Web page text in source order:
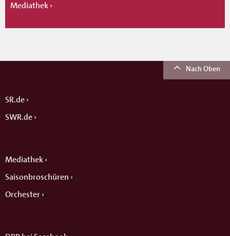
Mediathek
Nach Oben
SR.de
SWR.de
Mediathek
Saisonbroschüren
Orchester